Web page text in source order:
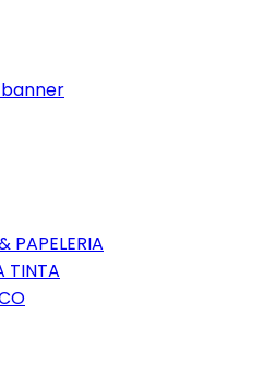
PAPELERIA
TINTA